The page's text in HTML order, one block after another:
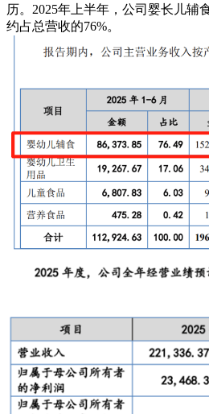
历。2025年上半年，公司婴长儿辅
约占总营收的76%。